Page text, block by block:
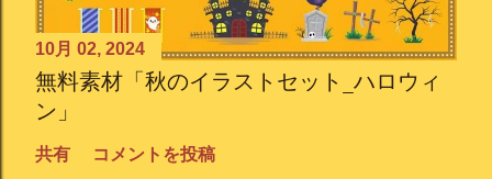
10月 02, 2024
無料素材「秋のイラストセット_ハロウィ
ン」
共有 コメントを投稿